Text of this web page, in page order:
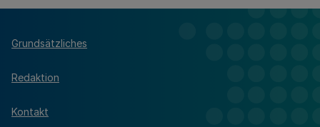
Grundsätzliches
Redaktion
Kontakt